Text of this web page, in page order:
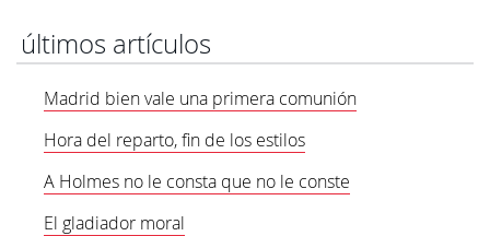
últimos artículos
Madrid bien vale una primera comunión
Hora del reparto, fin de los estilos
A Holmes no le consta que no le conste
El gladiador moral